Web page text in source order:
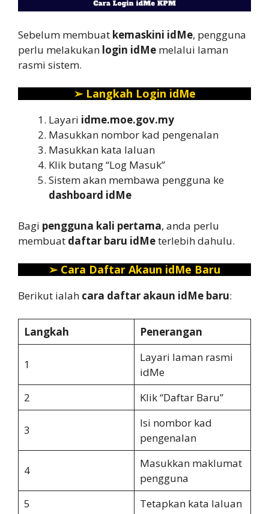
Sebelum membuat kemaskini idMe, pengguna
perlu melakukan login idMe melalui laman
rasmi sistem.
➢ Langkah Login idMe
Layari idme.moe.gov.my
Masukkan nombor kad pengenalan
Masukkan kata laluan
Klik butang “Log Masuk”
Sistem akan membawa pengguna ke
dashboard idMe
Bagi pengguna kali pertama, anda perlu
membuat daftar baru idMeterlebih dahulu.
➢ Cara Daftar Akaun idMe Baru
Berikut ialah cara daftar akaun idMe baru:
Langkah Penerangan
1
Layari laman rasmi
idMe
2
Klik “Daftar Baru”
3
Isi nombor kad
pengenalan
4
Masukkan maklumat
pengguna
5
Tetapkan kata laluan